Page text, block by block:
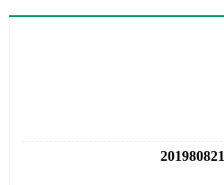
201980821